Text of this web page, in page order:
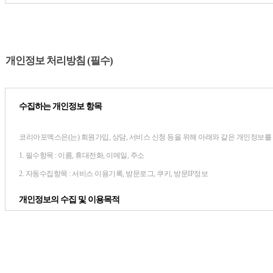
2. “이용자”라 함은 “코리아포멕스”의 사이트에 접속하여 이 약관에 따라 “코리아
5. “콘텐츠”라 함은 정보통신망이용촉진 및 정보보호 등에 관한 법률 제2조 제1항
6. “아이디(ID)”라 함은 “회원”의 식별과 서비스이용을 위하여 “회원”이 정하고 “코
7. “비밀번호(PASSWORD)”라 함은 “회원”이 부여받은 “아이디”와 일치되는 “회
제3조 [신원정보 등의 제공]
“코리아포멕스”은(는) 이 약관의 내용, 상호, 대표자 성명, 영업소 소재지 주소(소
개인정보 처리방침 (필수)
수집하는 개인정보 항목
코리아포멕스은(는) 회원가입, 상담, 서비스 신청 등을 위해 아래와 같은 개인정보
1. 필수항목 : 이름, 휴대전화, 이메일, 주소
2. 자동수집항목 : 서비스 이용기록, 방문로그, 쿠키, 방문IP정보
개인정보의 수집 및 이용목적